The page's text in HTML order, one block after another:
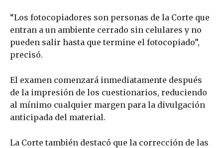
“Los fotocopiadores son personas de la Corte que
entran a un ambiente cerrado sin celulares y no
pueden salir hasta que termine el fotocopiado”,
precisó.
El examen comenzará inmediatamente después
de la impresión de los cuestionarios, reduciendo
al mínimo cualquier margen para la divulgación
anticipada del material.
La Corte también destacó que la corrección de las